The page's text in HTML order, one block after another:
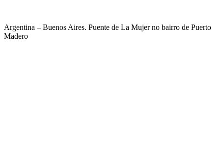
Argentina – Buenos Aires. Puente de La Mujer no bairro de Puerto
Madero